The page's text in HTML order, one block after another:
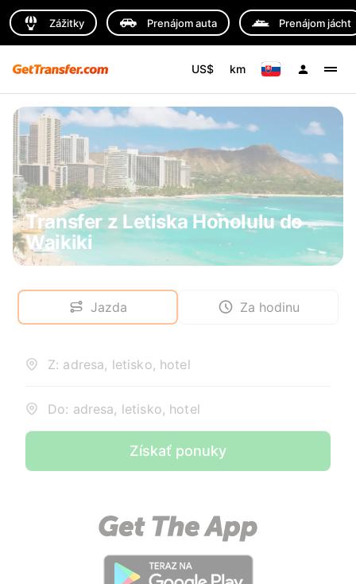
Zážitky Prenájom auta Prenájom jácht
US$ km
Transfer z Letiska Honolulu do
Waikiki
Jazda Za hodinu
Z: adresa, letisko, hotel
Do: adresa, letisko, hotel
Získať ponuky